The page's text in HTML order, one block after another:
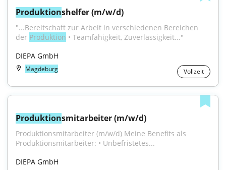
Produktionshelfer (m/w/d)
"...Bereitschaft zur Arbeit in verschiedenen Bereichen
der Produktion • Teamfähigkeit, Zuverlässigkeit..."
DIEPA GmbH
Magdeburg Vollzeit
Produktionsmitarbeiter (m/w/d)
Produktionsmitarbeiter (m/w/d) Meine Benefits als
Produktionsmitarbeiter: • Unbefristetes...
DIEPA GmbH